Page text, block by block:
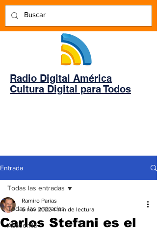
Radio Digital América
Cultura Digital para Todos
Entrada
Todas las entradas
Academia
Todas las entradas
Carlos Stefani es el
Ramiro Parias
6 nov 2022 1 min de lectura